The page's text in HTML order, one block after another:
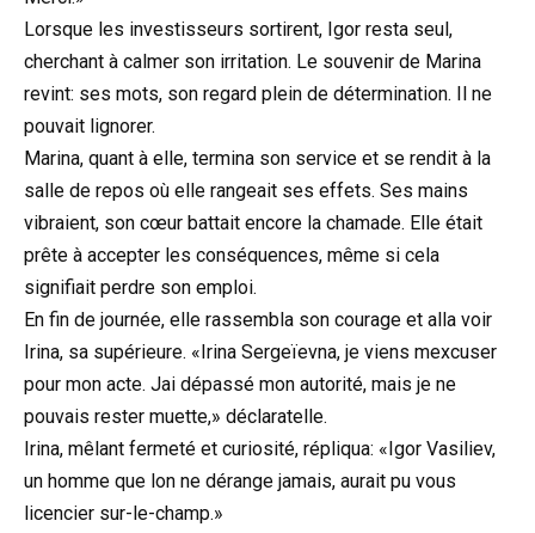
Lorsque les investisseurs sortirent, Igor resta seul,
cherchant à calmer son irritation. Le souvenir de Marina
revint: ses mots, son regard plein de détermination. Il ne
pouvait lignorer.
Marina, quant à elle, termina son service et se rendit à la
salle de repos où elle rangeait ses effets. Ses mains
vibraient, son cœur battait encore la chamade. Elle était
prête à accepter les conséquences, même si cela
signifiait perdre son emploi.
En fin de journée, elle rassembla son courage et alla voir
Irina, sa supérieure. «Irina Sergeïevna, je viens mexcuser
pour mon acte. Jai dépassé mon autorité, mais je ne
pouvais rester muette,» déclaratelle.
Irina, mêlant fermeté et curiosité, répliqua: «Igor Vasiliev,
un homme que lon ne dérange jamais, aurait pu vous
licencier sur-le-champ.»